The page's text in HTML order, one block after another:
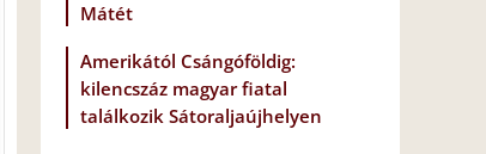
Mátét
Amerikától Csángóföldig:
kilencszáz magyar fiatal
találkozik Sátoraljaújhelyen